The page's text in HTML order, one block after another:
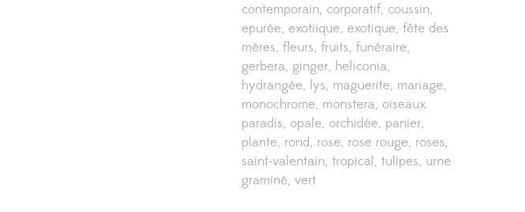
contemporain corporatif coussin
epurée exotiique exotique fête des
mères fleurs fruits funéraire
gerbera ginger heliconia
hydrangée lys maguerite mariage
monochrome monstera oiseaux
paradis opale orchidée panier
plante rond rose rose rouge roses
saint-valentain tropical tulipes urne
graminé vert